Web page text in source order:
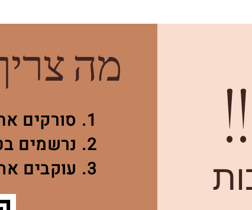
מה
1. סורקים את הלינק
2. נרשמים בטופס
3. עוקבים אחרינו באינסטגרם